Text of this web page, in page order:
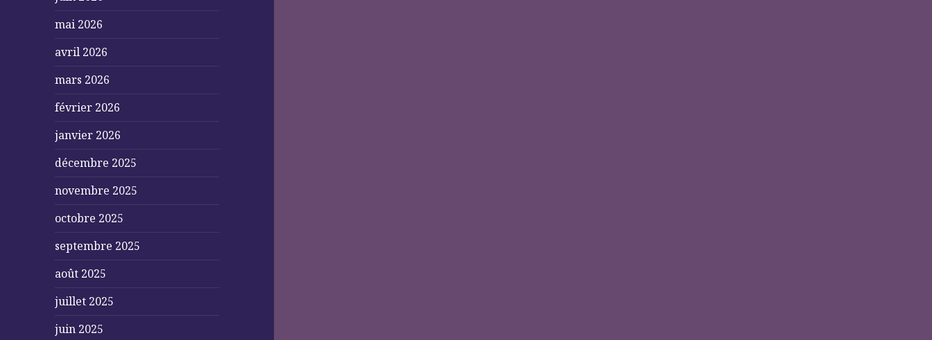
mai 2026
avril 2026
mars 2026
février 2026
janvier 2026
décembre 2025
novembre 2025
octobre 2025
septembre 2025
août 2025
juillet 2025
juin 2025